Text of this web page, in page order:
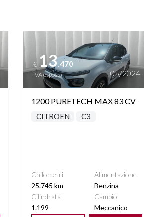
Vedi dettagli
€13.470
IVA esposta 05/2024
1200 PURETECH MAX 83 CV
CITROEN C3
Chilometri
25.745 km
Alimentazione
Benzina
Cilindrata
1.199
Cambio
Meccanico